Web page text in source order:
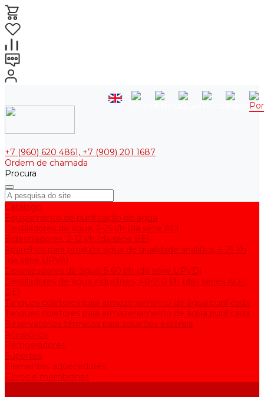
+7 (960) 620 4861, +7 (909) 201 1687
Ordem de chamada
Procura
Catálogo
Equipamento de purificação de água
Destiladores de água, 2-25 l/h (da série АE)
Bidestiladores, 2-12 l/h (da série BE)
Aparelhos para produzir água de qualidade analítica, 5-25 l/h
(da série UPVA)
Deionizadores de água, 5-60 l/h (da série UPVD)
Destiladores de água industriais, 40-210 l/h (das séries ADE,
DE)
Tanques coletores para armazenamento de água purificada
Tanques coletores para armazenamento de água purificada
Reservatórios térmicos para soluções estéreis
Acessórios
Refrigeradores
Suportes
Elementos aquecedores
Filtros e membranas